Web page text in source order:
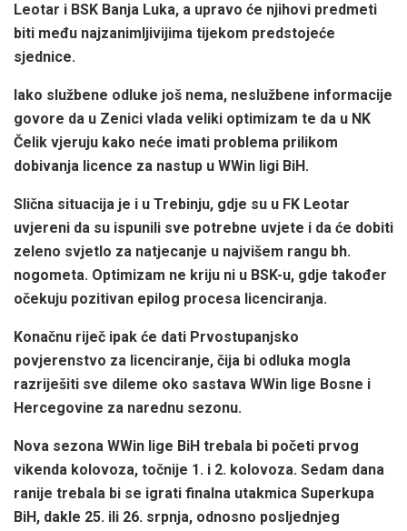
Leotar i BSK Banja Luka, a upravo će njihovi predmeti
biti među najzanimljivijima tijekom predstojeće
sjednice.
Iako službene odluke još nema, neslužbene informacije
govore da u Zenici vlada veliki optimizam te da u NK
Čelik vjeruju kako neće imati problema prilikom
dobivanja licence za nastup u WWin ligi BiH.
Slična situacija je i u Trebinju, gdje su u FK Leotar
uvjereni da su ispunili sve potrebne uvjete i da će dobiti
zeleno svjetlo za natjecanje u najvišem rangu bh.
nogometa. Optimizam ne kriju ni u BSK-u, gdje također
očekuju pozitivan epilog procesa licenciranja.
Konačnu riječ ipak će dati Prvostupanjsko
povjerenstvo za licenciranje, čija bi odluka mogla
razriješiti sve dileme oko sastava WWin lige Bosne i
Hercegovine za narednu sezonu.
Nova sezona WWin lige BiH trebala bi početi prvog
vikenda kolovoza, točnije 1. i 2. kolovoza. Sedam dana
ranije trebala bi se igrati finalna utakmica Superkupa
BiH, dakle 25. ili 26. srpnja, odnosno posljednjeg